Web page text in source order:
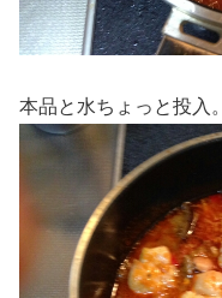
本品と水ちょっと投入。